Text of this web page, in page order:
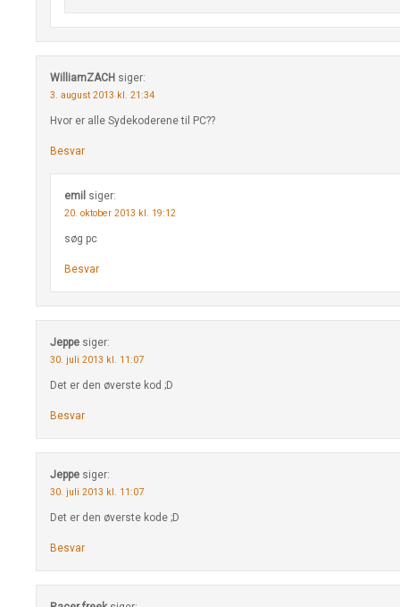
WilliamZACH siger:
3. august 2013 kl. 21:34
Hvor er alle Sydekoderene til PC??
Besvar
emil siger:
20. oktober 2013 kl. 19:12
søg pc
Besvar
Jeppe siger:
30. juli 2013 kl. 11:07
Det er den øverste kod ;D
Besvar
Jeppe siger:
30. juli 2013 kl. 11:07
Det er den øverste kode ;D
Besvar